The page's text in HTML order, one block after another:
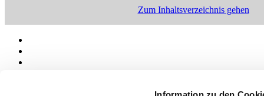
Zum Inhaltsverzeichnis gehen